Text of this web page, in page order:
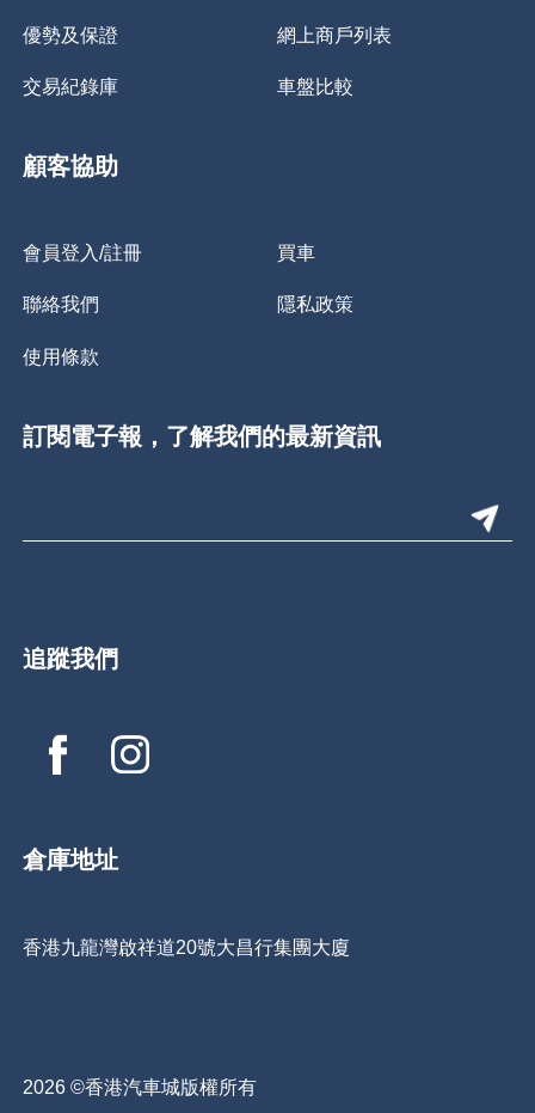
優勢及保證 網上商戶列表
交易紀錄庫 車盤比較
顧客協助
會員登入/註冊 買車
聯絡我們 隱私政策
使用條款
訂閱電子報，了解我們的最新資訊
追蹤我們
倉庫地址
香港九龍灣啟祥道20號大昌行集團大廈
2026 ©香港汽車城版權所有